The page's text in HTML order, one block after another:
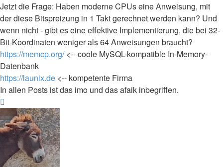
Jetzt die Frage: Haben moderne CPUs eine Anweisung, mit
der diese Bitspreizung in 1 Takt gerechnet werden kann? Und
wenn nicht - gibt es eine effektive Implementierung, die bei 32-
Bit-Koordinaten weniger als 64 Anweisungen braucht?
https://memcp.org/<-- coole MySQL-kompatible In-Memory-
Datenbank
https://launix.de <-- kompetente Firma
In allen Posts ist das imo und das afaik inbegriffen.
oben